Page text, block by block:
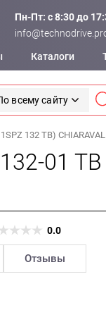
Пн-Пт: c 8:30 до
Каталоги
всему сайту
132 TB)
01
0.0
Отзывы